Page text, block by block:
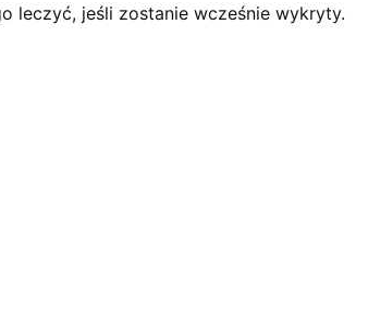
leczyć, jeśli zostanie wcześnie wykryty.